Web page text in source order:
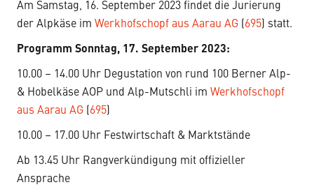
Am Samstag, 16. September 2023 findet die Jurierung
der Alpkäse im Werkhofschopf aus Aarau AG (695) statt.
Programm Sonntag, 17. September 2023:
10.00 – 14.00 Uhr Degustation von rund 100 Berner Alp-
& Hobelkäse AOP und Alp-Mutschli im Werkhofschopf
aus Aarau AG (695)
10.00 – 17.00 Uhr Festwirtschaft & Marktstände
Ab 13.45 Uhr Rangverkündigung mit offizieller
Ansprache